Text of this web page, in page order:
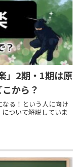
」2期・1期は原
から？
る！という人に向け
ついて解説していま